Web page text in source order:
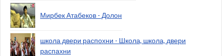
Мирбек Атабеков - Долон
школа двери распохни - Школа, школа, двери
распахни